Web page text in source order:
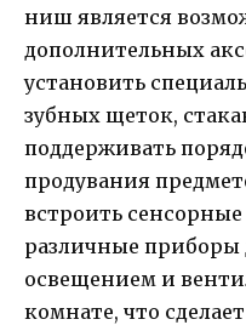
ниш является
дополнительных
установить
зубных щеток,
поддерживать
продувания
встроить
различные приборы
освещением и
комнате, что